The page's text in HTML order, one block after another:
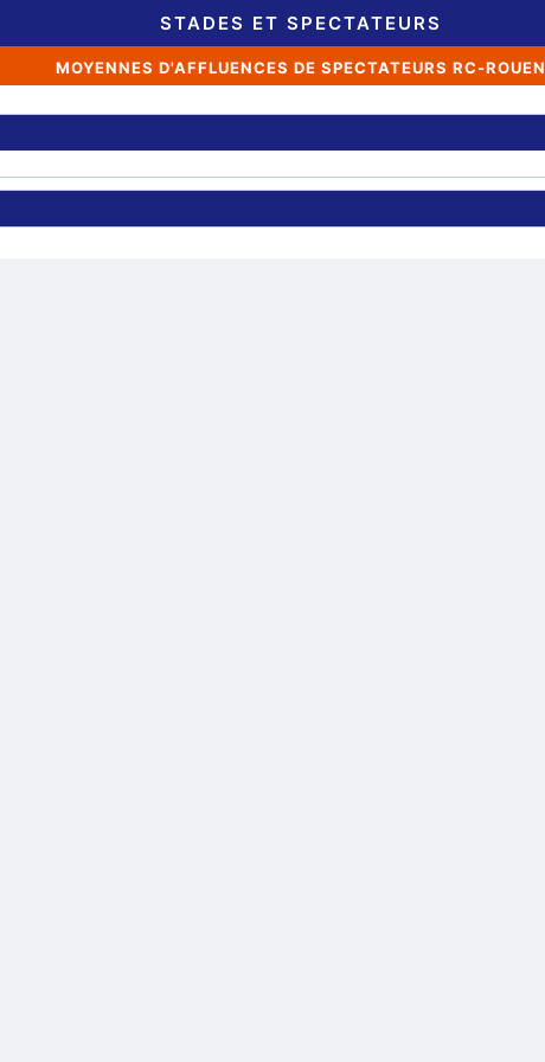
STADES ET SPECTATEURS
MOYENNES D'AFFLUENCES DE SPECTATEURS RC-ROUEN